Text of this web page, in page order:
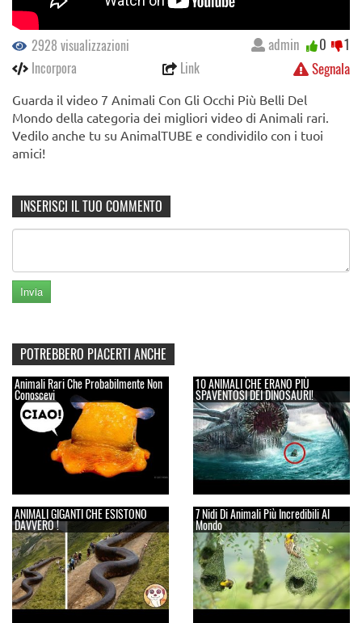
2928 visualizzazioni
Incorpora
Link Segnala
admin 0 1
Guarda il video 7 Animali Con Gli Occhi Più Belli Del
Mondo della categoria dei migliori video di Animali rari.
Vedilo anche tu su AnimalTUBE e condividilo con i tuoi
amici!
INSERISCI IL TUO COMMENTO
POTREBBERO PIACERTI ANCHE
Animali Rari Che Probabilmente Non
Conoscevi
10 ANIMALI CHE ERANO PIÙ
SPAVENTOSI DEI DINOSAURI!
ANIMALI GIGANTI CHE ESISTONO
DAVVERO !
7 Nidi Di Animali Più Incredibili Al
Mondo